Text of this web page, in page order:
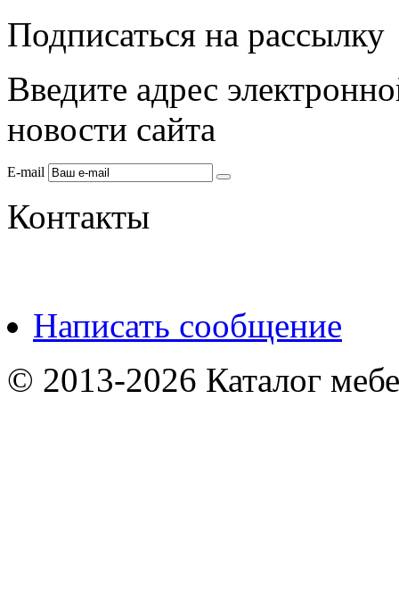
Подписаться на рассылку
Введите адрес
новости сайта
E-mail
Контакты
Написать сообщение
© 2013-2026 Каталог